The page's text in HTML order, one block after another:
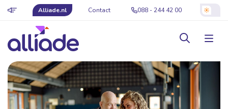
Alliade.nl Contact 088 - 244 42 00